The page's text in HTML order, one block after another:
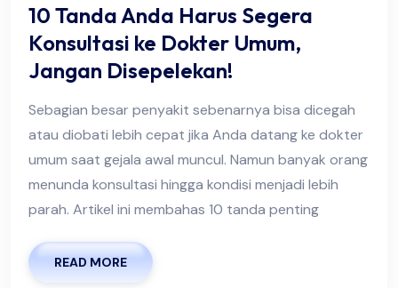
10 Tanda Anda Harus Segera
Konsultasi ke Dokter Umum,
Jangan Disepelekan!
Sebagian besar penyakit sebenarnya bisa dicegah
atau diobati lebih cepat jika Anda datang ke dokter
umum saat gejala awal muncul. Namun banyak orang
menunda konsultasi hingga kondisi menjadi lebih
parah. Artikel ini membahas 10 tanda penting
READ MORE